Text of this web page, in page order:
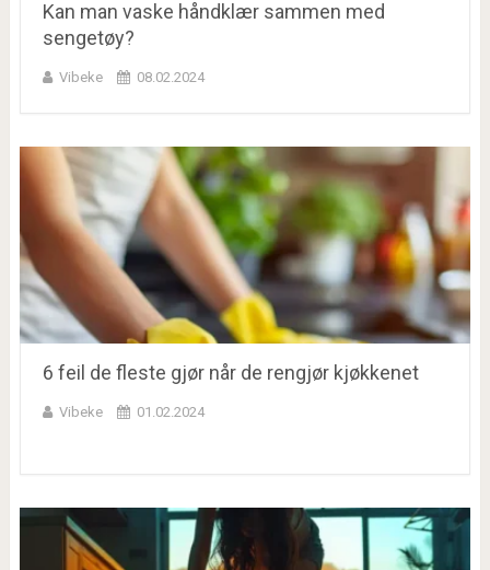
Kan man vaske håndklær sammen med
sengetøy?
Vibeke 08.02.2024
6 feil de fleste gjør når de rengjør kjøkkenet
Vibeke 01.02.2024